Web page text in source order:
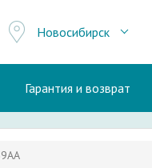
Новосибирск
Гарантия и возврат